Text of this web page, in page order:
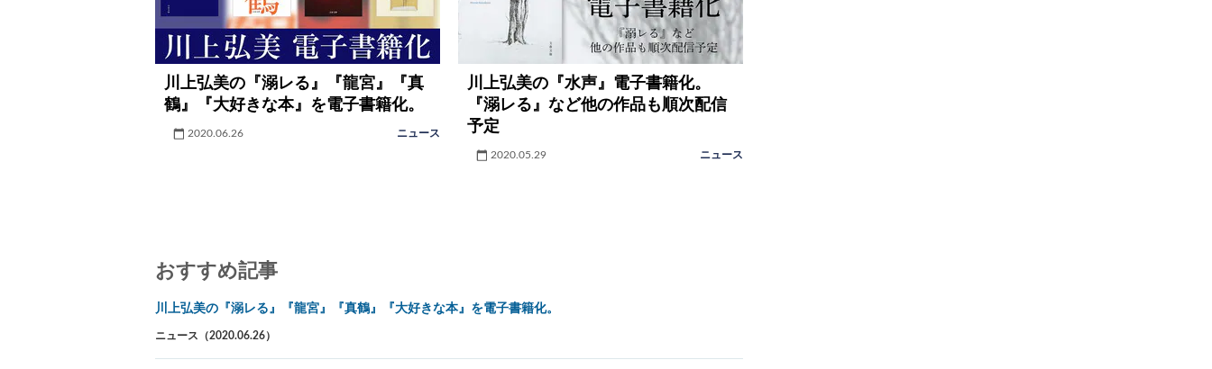
川上弘美の『溺レる』『龍宮』『真
鶴』『大好きな本』を電子書籍化。
2020.06.26 ニュース
川上弘美の『水声』電子書籍化。
『溺レる』など他の作品も順次配信
予定
2020.05.29 ニュース
おすすめ記事
川上弘美の『溺レる』『龍宮』『真鶴』『大好きな本』を電子書籍化。
ニュース（2020.06.26）